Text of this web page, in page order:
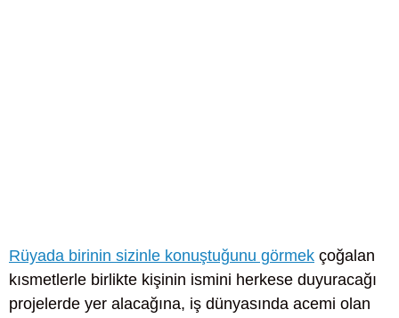
Rüyada birinin sizinle konuştuğunu görmek çoğalan
kısmetlerle birlikte kişinin ismini herkese duyuracağı
projelerde yer alacağına, iş dünyasında acemi olan